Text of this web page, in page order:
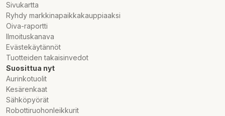
Sivukartta
Ryhdy markkinapaikkakauppiaaksi
Oiva-raportti
Ilmoituskanava
Evästekäytännöt
Tuotteiden takaisinvedot
Suosittua nyt
Aurinkotuolit
Kesärenkaat
Sähköpyörät
Robottiruohonleikkurit